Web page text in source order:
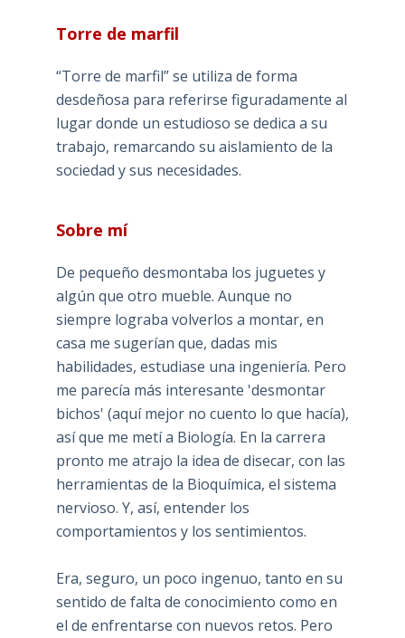
Torre de marfil
“Torre de marfil” se utiliza de forma
desdeñosa para referirse figuradamente al
lugar donde un estudioso se dedica a su
trabajo, remarcando su aislamiento de la
sociedad y sus necesidades.
Sobre mí
De pequeño desmontaba los juguetes y
algún que otro mueble. Aunque no
siempre lograba volverlos a montar, en
casa me sugerían que, dadas mis
habilidades, estudiase una ingeniería. Pero
me parecía más interesante 'desmontar
bichos' (aquí mejor no cuento lo que hacía),
así que me metí a Biología. En la carrera
pronto me atrajo la idea de disecar, con las
herramientas de la Bioquímica, el sistema
nervioso. Y, así, entender los
comportamientos y los sentimientos.
Era, seguro, un poco ingenuo, tanto en su
sentido de falta de conocimiento como en
el de enfrentarse con nuevos retos. Pero